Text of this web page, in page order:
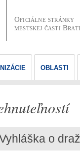
Oficiálne stránky
mestskej časti
OBLASTI
o